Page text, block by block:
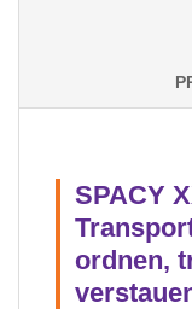
SPACY
ordnen,